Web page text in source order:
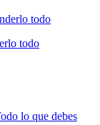
todo